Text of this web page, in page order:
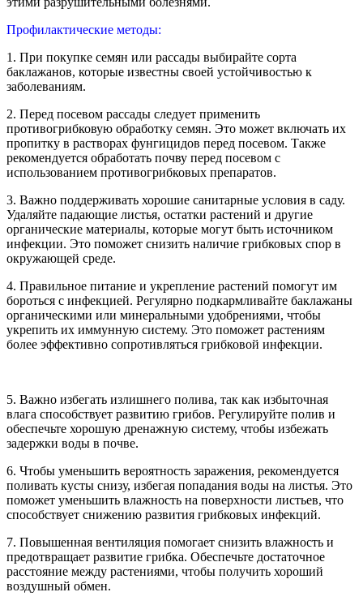
Профилактические методы:
1. При покупке семян или рассады выбирайте сорта
баклажанов, которые известны своей устойчивостью к
заболеваниям.
2. Перед посевом рассады следует применить
противогрибковую обработку семян. Это может включать их
пропитку в растворах фунгицидов перед посевом. Также
рекомендуется обработать почву перед посевом с
использованием противогрибковых препаратов.
3. Важно поддерживать хорошие санитарные условия в саду.
Удаляйте падающие листья, остатки растений и другие
органические материалы, которые могут быть источником
инфекции. Это поможет снизить наличие грибковых спор в
окружающей среде.
4. Правильное питание и укрепление растений помогут им
бороться с инфекцией. Регулярно подкармливайте баклажаны
органическими или минеральными удобрениями, чтобы
укрепить их иммунную систему. Это поможет растениям
более эффективно сопротивляться грибковой инфекции.
5. Важно избегать излишнего полива, так как избыточная
влага способствует развитию грибов. Регулируйте полив и
обеспечьте хорошую дренажную систему, чтобы избежать
задержки воды в почве.
6. Чтобы уменьшить вероятность заражения, рекомендуется
поливать кусты снизу, избегая попадания воды на листья. Это
поможет уменьшить влажность на поверхности листьев, что
способствует снижению развития грибковых инфекций.
7. Повышенная вентиляция помогает снизить влажность и
предотвращает развитие грибка. Обеспечьте достаточное
расстояние между растениями, чтобы получить хороший
воздушный обмен.